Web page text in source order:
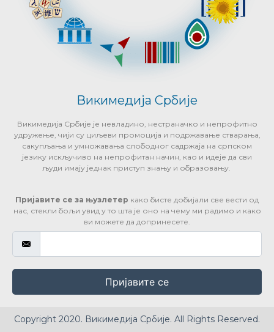
Викимедија Србије
Викимедија Србије је невладино, нестраначко и непрофитно
удружење, чији су циљеви промоција и подржавање стварања,
сакупљања и умножавања слободног садржаја на српском
језику искључиво на непрофитан начин, као и идеје да сви
људи имају једнак приступ знању и образовању.
Пријавите се за њузлетер како бисте добијали све вести од
нас, стекли бољи увид у то шта је оно на чему ми радимо и како
ви можете да допринесете.
Пријавите се
Copyright 2020. Викимедија Србије. All Rights Reserved.